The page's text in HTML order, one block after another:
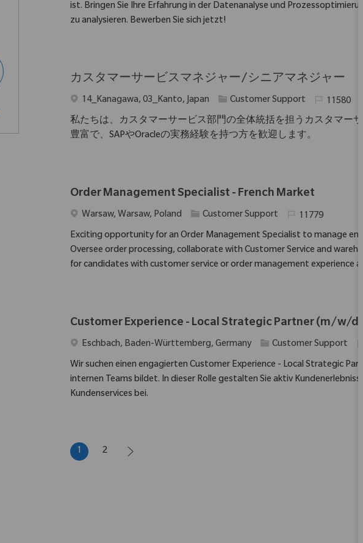
ist. Bringen Sie Ihre Erfahrung in der Datenanalyse und
zu analysieren. Bewerben Sie sich jetzt!
カスタマーサービスマネジャー/シニアマネジャー
Ort14_Kanagawa, 03_Kanto, Japan Kategorie
Customer Support Erforderliche
11580
私たちは、カスタマーサービス部門の全体統括を担うカスタマー
豊富で、SAPやOracleの実務経験を持つ方を歓迎します。
Order Management Specialist - French Market
OrtWarsaw, Warsaw, Poland Kategorie
Customer Support Erforderliche ID
11779
Exciting opportunity for an Order Management Specialist to manage
Oversee order processing, collaborate with Customer Service and
for candidates with customer service or order management experience
Customer Experience - Local Strategic Partner (m/w/d)
OrtEschbach, Baden-Württemberg, Germany Kategorie
Customer Support
Wir suchen einen engagierten Customer Experience - Local Strategic
internen Teams bildet. In dieser Rolle gestalten Sie aktiv
Kundenservices bei.
1 2